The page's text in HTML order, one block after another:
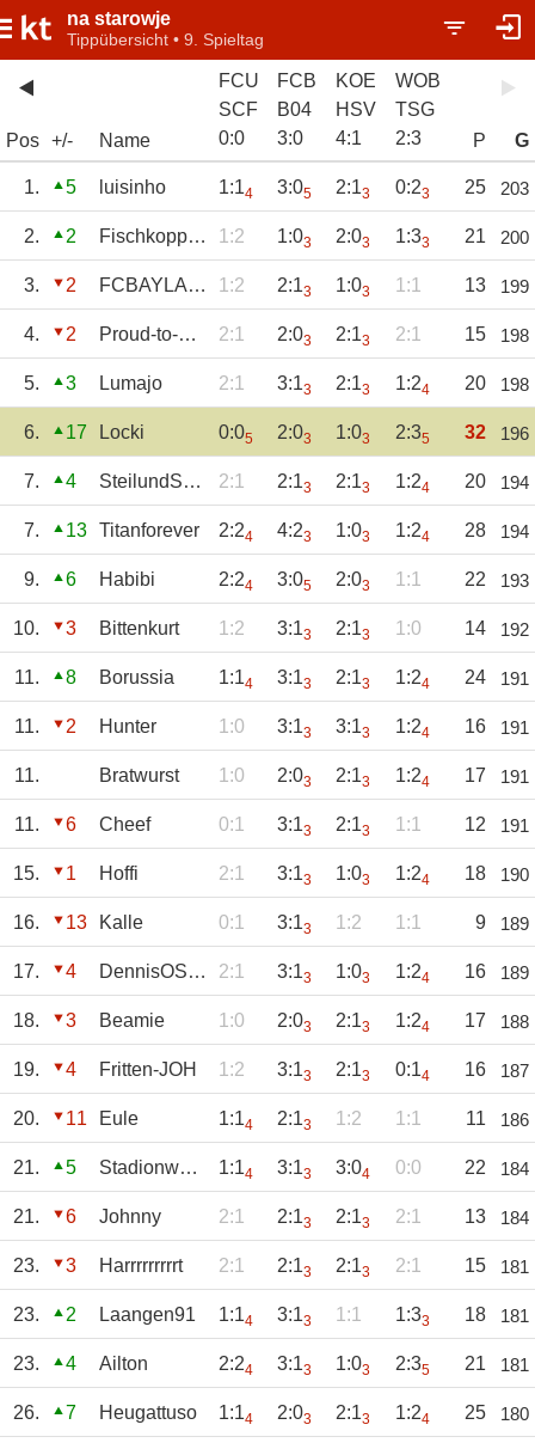
na starowje
Tippübersicht • 9. Spieltag
Pos +/- Name
FCU
SCF
0:0
FCB
B04
3:0
KOE
HSV
4:1
WOB
TSG
2:3 P G
1. 5 luisinho 1:14 3:05 2:13 0:23 25 203
2. 2 Fischkopp81 1:2 1:03 2:03 1:33 21 200
3. 2 FCBAYLAND 1:2 2:13 1:03 1:1 13 199
4. 2 Proud-to-be-S04 2:1 2:03 2:13 2:1 15 198
5. 3 Lumajo 2:1 3:13 2:13 1:24 20 198
6. 17 Locki 0:05 2:03 1:03 2:35 32 196
7. 4 SteilundSchnell 2:1 2:13 2:13 1:24 20 194
7. 13 Titanforever 2:24 4:23 1:03 1:24 28 194
9. 6 Habibi 2:24 3:05 2:03 1:1 22 193
10. 3 Bittenkurt 1:2 3:13 2:13 1:0 14 192
11. 8 Borussia 1:14 3:13 2:13 1:24 24 191
11. 2 Hunter 1:0 3:13 3:13 1:24 16 191
11. Bratwurst 1:0 2:03 2:13 1:24 17 191
11. 6 Cheef 0:1 3:13 2:13 1:1 12 191
15. 1 Hoffi 2:1 3:13 1:03 1:24 18 190
16. 13 Kalle 0:1 3:13 1:2 1:1 9 189
17. 4 DennisOS1899 2:1 3:13 1:03 1:24 16 189
18. 3 Beamie 1:0 2:03 2:13 1:24 17 188
19. 4 Fritten-JOH 1:2 3:13 2:13 0:14 16 187
20. 11 Eule 1:14 2:13 1:2 1:1 11 186
21. 5 Stadionwurst 1:14 3:13 3:04 0:0 22 184
21. 6 Johnny 2:1 2:13 2:13 2:1 13 184
23. 3 Harrrrrrrrrt 2:1 2:13 2:13 2:1 15 181
23. 2 Laangen91 1:14 3:13 1:1 1:33 18 181
23. 4 Ailton 2:24 3:13 1:03 2:35 21 181
26. 7 Heugattuso 1:14 2:03 2:13 1:24 25 180